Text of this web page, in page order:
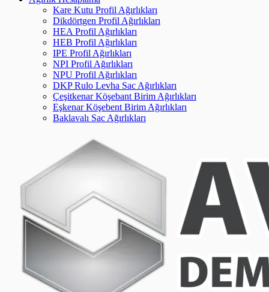
Kare Kutu Profil Ağırlıkları
Dikdörtgen Profil Ağırlıkları
HEA Profil Ağırlıkları
HEB Profil Ağırlıkları
IPE Profil Ağırlıkları
NPI Profil Ağırlıkları
NPU Profil Ağırlıkları
DKP Rulo Levha Sac Ağırlıkları
Çeşitkenar Köşebant Birim Ağırlıkları
Eşkenar Köşebent Birim Ağırlıkları
Baklavalı Sac Ağırlıkları